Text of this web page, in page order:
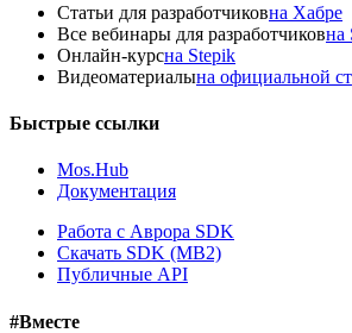
Статьи для разработчиковна Хабре
Все вебинары для разработчиковна
Онлайн-курсна Stepik
Видеоматериалына официальной
Быстрые ссылки
Mos.Hub
Документация
Работа с Аврора SDK
Скачать SDK (MB2)
Публичные API
#Вместе